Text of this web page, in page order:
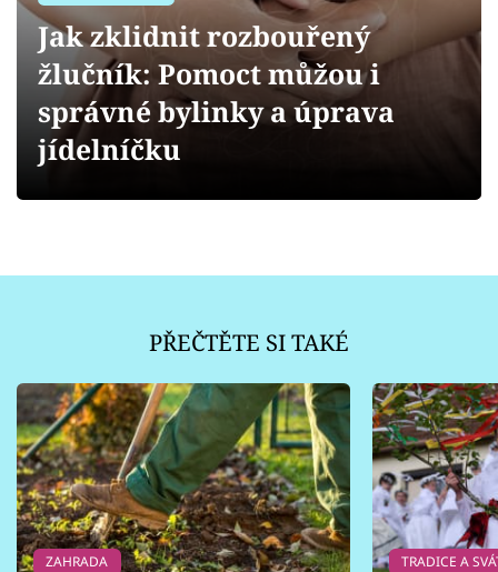
Přihlášení
Sledujte nás
Jak zklidnit rozbouřený
žlučník: Pomoct můžou i
správné bylinky a úprava
jídelníčku
PŘEČTĚTE SI TAKÉ
ZAHRADA TRADICE A